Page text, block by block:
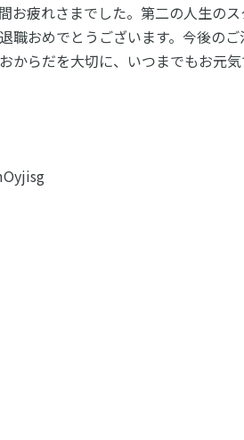
お疲れさまでした。第二の人生のス
職おめでとうございます。今後のご
からだを大切に、いつまでもお元気